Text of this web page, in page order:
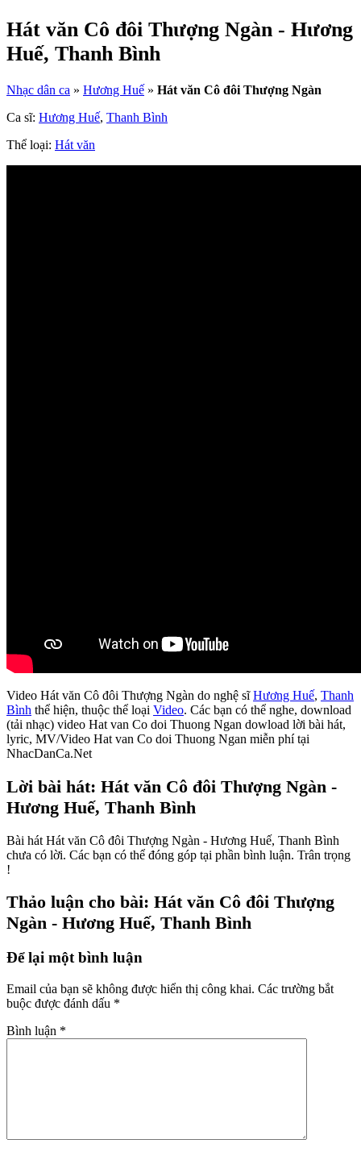
Hát văn Cô đôi Thượng Ngàn - Hương
Huế, Thanh Bình
Nhạc dân ca » Hương Huế » Hát văn Cô đôi Thượng Ngàn
Ca sĩ: Hương Huế, Thanh Bình
Thể loại: Hát văn
Video Hát văn Cô đôi Thượng Ngàn do nghệ sĩHương Huế, Thanh
Bình thể hiện, thuộc thể loại Video. Các bạn có thể nghe, download
(tải nhạc) video Hat van Co doi Thuong Ngan dowload lời bài hát,
lyric, MV/Video Hat van Co doi Thuong Ngan miễn phí tại
NhacDanCa.Net
Lời bài hát: Hát văn Cô đôi Thượng Ngàn -
Hương Huế, Thanh Bình
Bài hát Hát văn Cô đôi Thượng Ngàn - Hương Huế, Thanh Bình
chưa có lời. Các bạn có thể đóng góp tại phần bình luận. Trân trọng
!
Thảo luận cho bài: Hát văn Cô đôi Thượng
Ngàn - Hương Huế, Thanh Bình
Để lại một bình luận
Email của bạn sẽ không được hiển thị công khai. Các trường bắt
buộc được đánh dấu *
Bình luận *